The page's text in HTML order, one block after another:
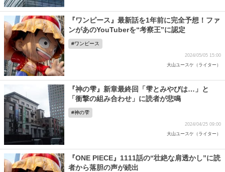
『ワンピース』最新話を1年前に完全予想！ファ
ンがあのYouTuberを“考察王”に認定
ワンピース
2024/05/05 15:00
大山ユースケ（ライター）
『神の雫』新章最終回「雫とみやびは…」と
「衝撃の組み合わせ」に読者が悲鳴
神の雫
2024/04/25 09:00
大山ユースケ（ライター）
『ONE PIECE』1111話の“壮絶な肩透かし”に読
者から落胆の声が続出